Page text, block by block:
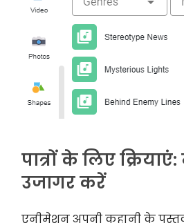
पात्रों के लिए
उजागर करें
एनीमेशन अपनी कहानी के